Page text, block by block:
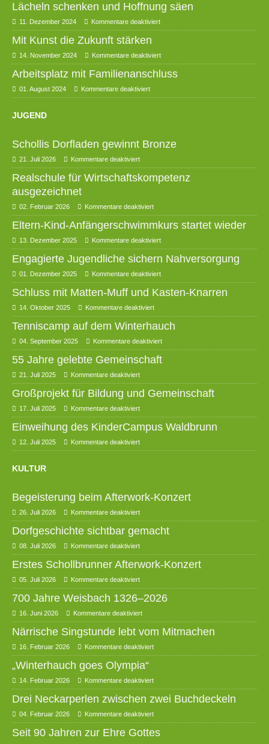
Lächeln schenken und Hoffnung säen
11. Dezember 2024 Kommentare deaktiviert
Mit Kunst die Zukunft stärken
14. November 2024 Kommentare deaktiviert
Arbeitsplatz mit Familienanschluss
01. August 2024 Kommentare deaktiviert
JUGEND
Schollis Dorfladen gewinnt Bronze
21. Juli 2026 Kommentare deaktiviert
Realschule für Wirtschaftskompetenz
ausgezeichnet
02. Februar 2026 Kommentare deaktiviert
Eltern-Kind-Anfängerschwimmkurs startet wieder
13. Dezember 2025 Kommentare deaktiviert
Engagierte Jugendliche sichern Nahversorgung
01. Dezember 2025 Kommentare deaktiviert
Schluss mit Matten-Muff und Kasten-Knarren
14. Oktober 2025 Kommentare deaktiviert
Tenniscamp auf dem Winterhauch
04. September 2025 Kommentare deaktiviert
55 Jahre gelebte Gemeinschaft
21. Juli 2025 Kommentare deaktiviert
Großprojekt für Bildung und Gemeinschaft
17. Juli 2025 Kommentare deaktiviert
Einweihung des KinderCampus Waldbrunn
12. Juli 2025 Kommentare deaktiviert
KULTUR
Begeisterung beim Afterwork-Konzert
26. Juli 2026 Kommentare deaktiviert
Dorfgeschichte sichtbar gemacht
08. Juli 2026 Kommentare deaktiviert
Erstes Schollbrunner Afterwork-Konzert
05. Juli 2026 Kommentare deaktiviert
700 Jahre Weisbach 1326–2026
16. Juni 2026 Kommentare deaktiviert
Närrische Singstunde lebt vom Mitmachen
16. Februar 2026 Kommentare deaktiviert
„Winterhauch goes Olympia“
14. Februar 2026 Kommentare deaktiviert
Drei Neckarperlen zwischen zwei Buchdeckeln
04. Februar 2026 Kommentare deaktiviert
Seit 90 Jahren zur Ehre Gottes